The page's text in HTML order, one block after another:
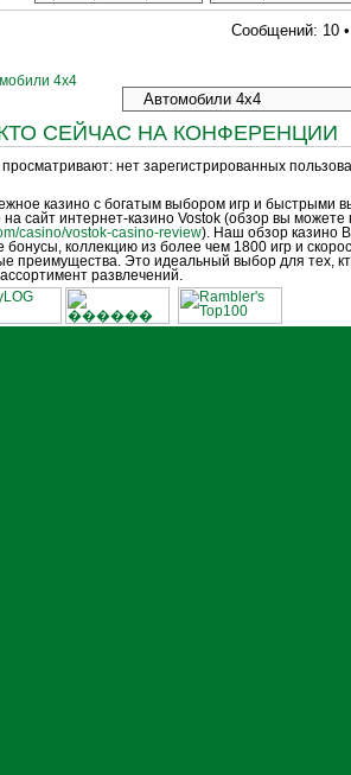
Сообщений: 10
4х4
СЕЙЧАС НА КОНФЕРЕНЦИИ
нет зарегистрированных
казино с богатым выбором игр и быстрыми
сайт интернет-казино Vostok (обзор вы можете
casino/vostok-casino-review). Наш обзор казино
бонусы, коллекцию из более чем 1800 игр и
преимущества. Это идеальный выбор для тех,
развлечений.